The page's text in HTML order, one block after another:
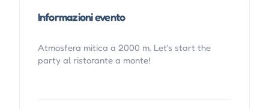
Informazioni evento
Atmosfera mitica a 2000 m. Let's start the
party al ristorante a monte!